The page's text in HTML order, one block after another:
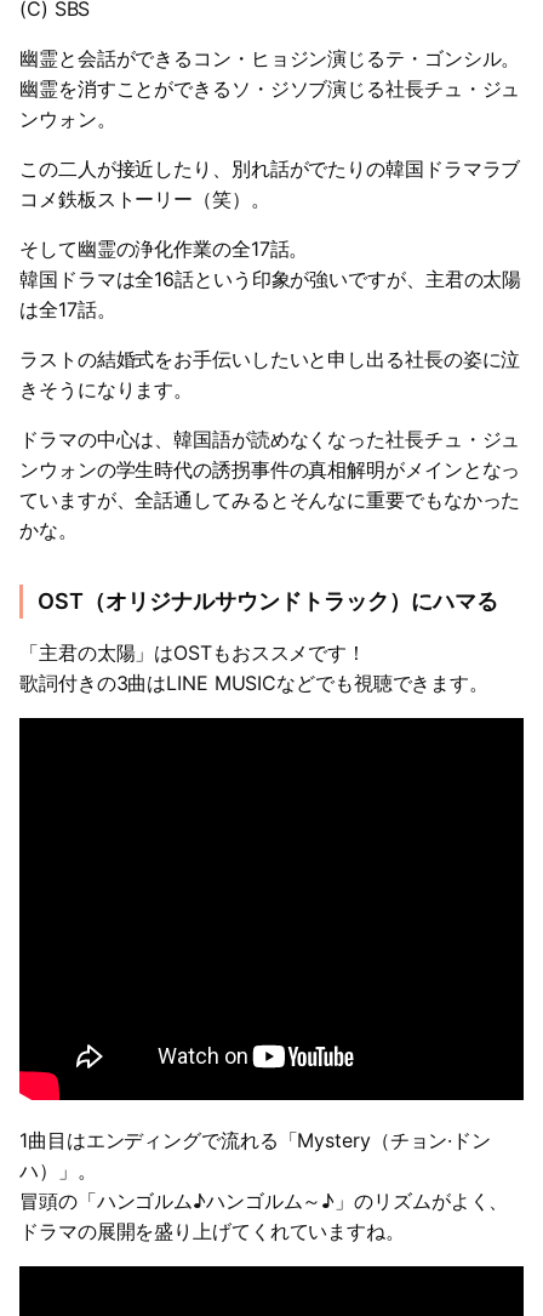
(C) SBS
幽霊と会話ができるコン・ヒョジン演じるテ・ゴンシル。
幽霊を消すことができるソ・ジソブ演じる社長チュ・ジュ
ンウォン。
この二人が接近したり、別れ話がでたりの韓国ドラマラブ
コメ鉄板ストーリー（笑）。
そして幽霊の浄化作業の全17話。
韓国ドラマは全16話という印象が強いですが、主君の太陽
は全17話。
ラストの結婚式をお手伝いしたいと申し出る社長の姿に泣
きそうになります。
ドラマの中心は、韓国語が読めなくなった社長チュ・ジュ
ンウォンの学生時代の誘拐事件の真相解明がメインとなっ
ていますが、全話通してみるとそんなに重要でもなかった
かな。
OST（オリジナルサウンドトラック）にハマる
「主君の太陽」はOSTもおススメです！
歌詞付きの3曲はLINE MUSICなどでも視聴できます。
1曲目はエンディングで流れる「Mystery（チョン·ドン
ハ）」。
冒頭の「ハンゴルム♪ハンゴルム～♪」のリズムがよく、
ドラマの展開を盛り上げてくれていますね。